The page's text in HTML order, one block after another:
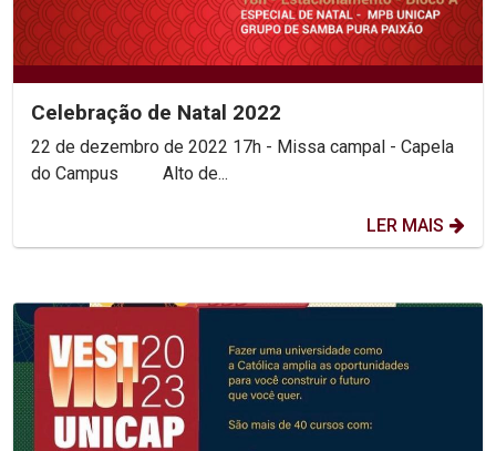
Celebração de Natal 2022
22 de dezembro de 2022 17h - Missa campal - Capela
do Campus Alto de...
LER MAIS